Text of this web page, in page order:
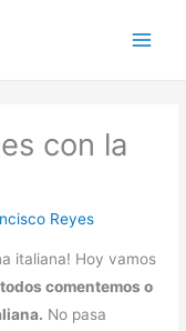
con la
Reyes
italiana! Hoy vamos
comentemos o
No pasa